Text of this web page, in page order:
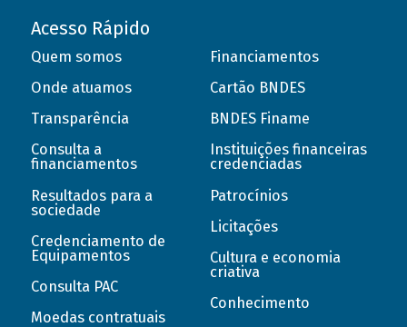
Acesso Rápido
Quem somos
Onde atuamos
Transparência
Consulta a
financiamentos
Resultados para a
sociedade
Credenciamento de
Equipamentos
Consulta PAC
Moedas contratuais
Financiamentos
Cartão BNDES
BNDES Finame
Instituições financeiras
credenciadas
Patrocínios
Licitações
Cultura e economia
criativa
Conhecimento